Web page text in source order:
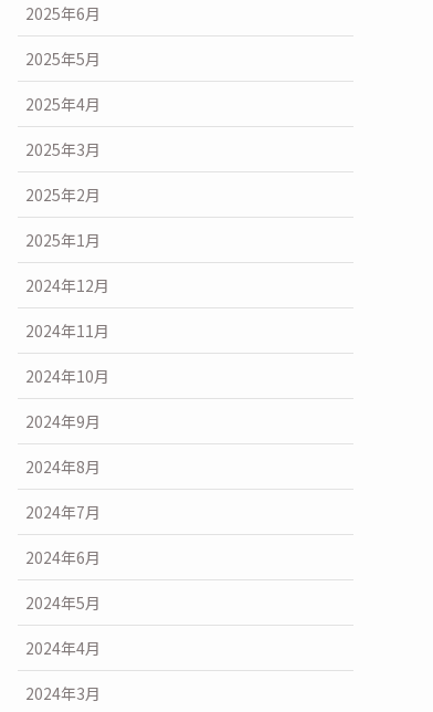
2025年6月
2025年5月
2025年4月
2025年3月
2025年2月
2025年1月
2024年12月
2024年11月
2024年10月
2024年9月
2024年8月
2024年7月
2024年6月
2024年5月
2024年4月
2024年3月